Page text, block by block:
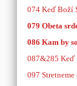
074 Keď Boží
079 Obeta
086 Kam by
087&285 Keď
097 Stretneme